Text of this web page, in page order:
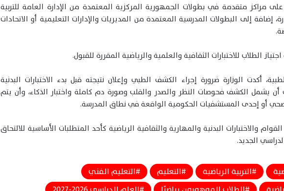
مراكز متقدمة في بطولات الجمهورية المركزية المعتمدة من الإدارة العامة للتربية
إضافة إلى البطولات المدرسية المعتمدة من المديريات والإدارات التعليمية أو الاتحادات
الطلاب للاختبارات الثقافية والعلمية والرياضية المقررة للقبول.
أكدت الوزارة ضرورة إجراء الكشف الطبي وإعلان نتيجته قبل بدء الاختبارات البدنية
أن يشمل الكشف فحوصات النظر والصدر والقلب وصورة دم كاملة واختبار الذكاء، وأن يتم
أو إحدى المستشفيات الحكومية الواقعة في نطاق المدرسة.
والاختبارات البدنية والمهارية والثقافية الرياضية كأحد المتطلبات الأساسية للالتحاق
الجديد.
التربية الرياضية التعليم
التعليم الفني